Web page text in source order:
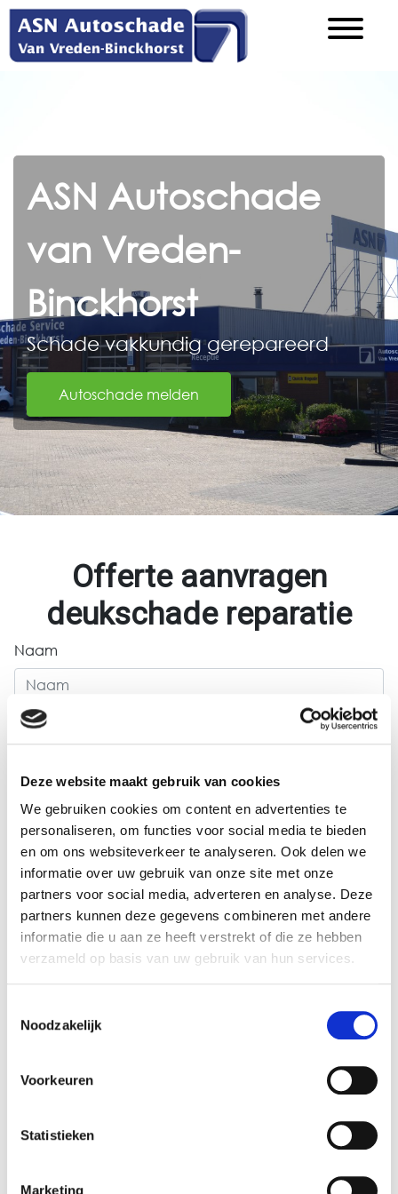
Deze website maakt gebruik van cookies
We gebruiken cookies om content en advertenties te
personaliseren, om functies voor social media te bieden
en om ons websiteverkeer te analyseren. Ook delen we
informatie over uw gebruik van onze site met onze
partners voor social media, adverteren en analyse. Deze
partners kunnen deze gegevens combineren met andere
informatie die u aan ze heeft verstrekt of die ze hebben
verzameld op basis van uw gebruik van hun services.
Noodzakelijk
Voorkeuren
Statistieken
Marketing
ASN Autoschade
van Vreden-
Binckhorst
Schade vakkundig gerepareerd
Autoschade melden
Offerte aanvragen
deukschade reparatie
Naam
Achternaam
Telefoonnummer
Wat zeggen onze klanten
Hier geweest vanwege een schade aan mijn lease
auto. Vriendelijke medewerkers, leggen alles netjes uit.
achteraf uitgelegd hoe ze dat hebben gedaan.
Prettige ervaring. Ook fijn dat ze de auto gewassen